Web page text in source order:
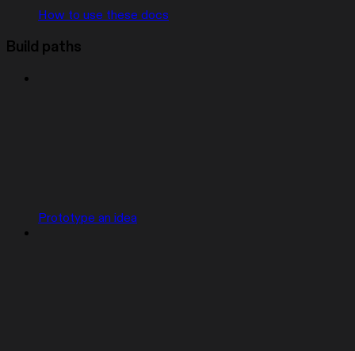
How to use these docs
Build paths
Prototype an idea